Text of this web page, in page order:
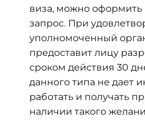
виза, можно
запрос. При
уполномоченный
предоставит лицу
сроком действия 30
данного типа не дает
работать и получать
наличии такого